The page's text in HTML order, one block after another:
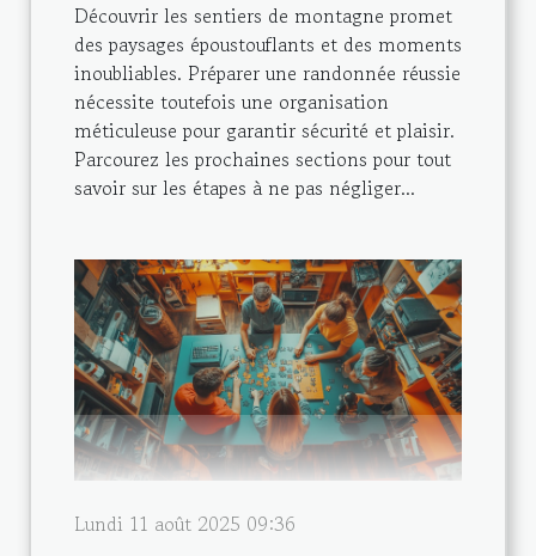
Découvrir les sentiers de montagne promet
des paysages époustouflants et des moments
inoubliables. Préparer une randonnée réussie
nécessite toutefois une organisation
méticuleuse pour garantir sécurité et plaisir.
Parcourez les prochaines sections pour tout
savoir sur les étapes à ne pas négliger...
Lundi 11 août 2025 09:36